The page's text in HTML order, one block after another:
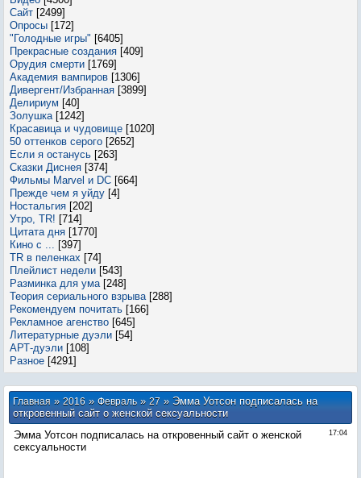
Сайт [2499]
Опросы [172]
"Голодные игры" [6405]
Прекрасные создания [409]
Орудия смерти [1769]
Академия вампиров [1306]
Дивергент/Избранная [3899]
Делириум [40]
Золушка [1242]
Красавица и чудовище [1020]
50 оттенков серого [2652]
Если я останусь [263]
Сказки Диснея [374]
Фильмы Marvel и DC [664]
Прежде чем я уйду [4]
Ностальгия [202]
Утро, TR! [714]
Цитата дня [1770]
Кино с ... [397]
TR в пеленках [74]
Плейлист недели [543]
Разминка для ума [248]
Теория сериального взрыва [288]
Рекомендуем почитать [166]
Рекламное агенство [645]
Литературные дуэли [54]
АРТ-дуэли [108]
Разное [4291]
Главная»2016 » Февраль » 27» Эмма Уотсон подписалась на
откровенный сайт о женской сексуальности
17:04
Эмма Уотсон подписалась на откровенный сайт о женской
сексуальности